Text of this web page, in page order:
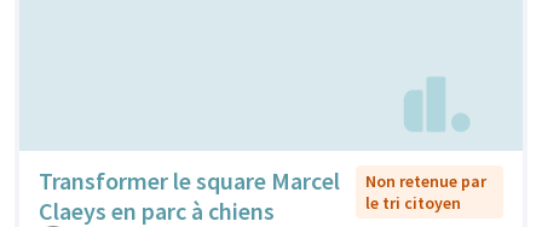
Transformer le square Marcel
Claeys en parc à chiens
Non retenue par
le tri citoyen